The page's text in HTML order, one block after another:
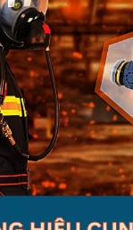
tay chống cháy
1600°C